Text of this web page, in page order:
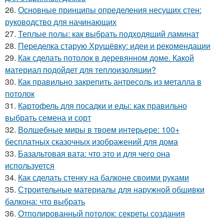
26. Основные принципы определения несущих стен:
руководство для начинающих
27. Теплые полы: как выбрать подходящий ламинат
28. Переделка старую Хрущёвку: идеи и рекомендации
29. Как сделать потолок в деревянном доме. Какой
материал подойдет для теплоизоляции?
30. Как правильно закрепить антресоль из металла в
потолок
31. Картофель для посадки и еды: как правильно
выбрать семена и сорт
32. Волшебные миры в твоем интерьере: 100+
бесплатных сказочных изображений для дома
33. Базальтовая вата: что это и для чего она
используется
34. Как сделать стенку на балконе своими руками
35. Строительные материалы для наружной обшивки
балкона: что выбрать
36. Отполированный потолок: секреты создания